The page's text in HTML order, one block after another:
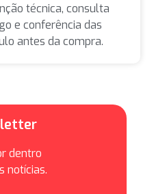
técnica, consulta
e conferência das
antes da compra.
dentro
notícias.